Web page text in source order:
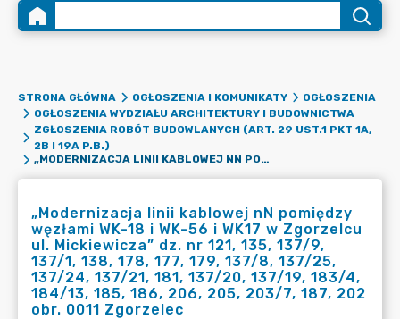
STRONA GŁÓWNA OGŁOSZENIA I KOMUNIKATY
OGŁOSZENIA
OGŁOSZENIA WYDZIAŁU ARCHITEKTURY I BUDOWNICTWA
ZGŁOSZENIA ROBÓT BUDOWLANYCH (ART. 29 UST.1 PKT 1A,
2B I 19A P.B.)
„MODERNIZACJA LINII KABLOWEJ NN POMIĘDZY WĘZŁAMI WK-18 I WK-56 I WK17 W ZGORZELCU UL. MICKIEWICZA” DZ. NR 121, 135, 137/9, 137/1, 138, 178, 177, 179, 137/8, 137/25, 137/24, 137/21, 181, 137/20, 137/19, 183/4, 184/13, 185, 186, 206, 205, 203/7, 187, 202 OBR. 0011 ZGORZELEC
„Modernizacja linii kablowej nN pomiędzy
węzłami WK-18 i WK-56 i WK17 w Zgorzelcu
ul. Mickiewicza” dz. nr 121, 135, 137/9,
137/1, 138, 178, 177, 179, 137/8, 137/25,
137/24, 137/21, 181, 137/20, 137/19, 183/4,
184/13, 185, 186, 206, 205, 203/7, 187, 202
obr. 0011 Zgorzelec